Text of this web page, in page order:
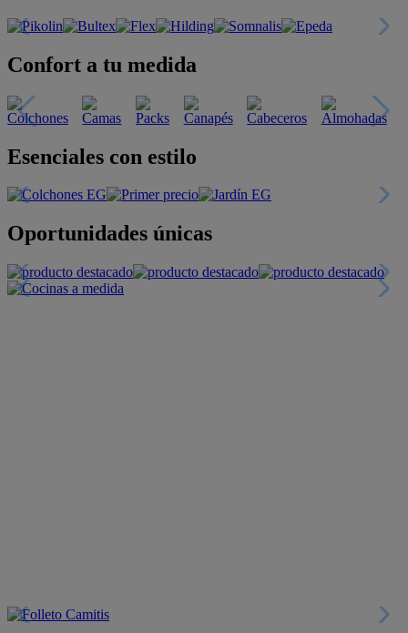
Confort a tu medida
Esenciales con estilo
Oportunidades únicas